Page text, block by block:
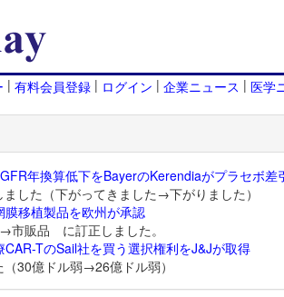
| 有料会員登録 | ログイン | 企業ニュース | 医学
年換算低下をBayerのKerendiaがプラセボ差
ました（下がってきました→下がりました）
移植製品を欧州が承認
市販品 に訂正しました。
TのSail社を買う選択権利をJ&Jが取得
（30億ドル弱→26億ドル弱）